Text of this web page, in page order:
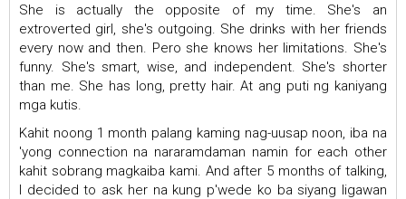
She is actually the opposite of my time. She's an
extroverted girl, she's outgoing. She drinks with her friends
every now and then. Pero she knows her limitations. She's
funny. She's smart, wise, and independent. She's shorter
than me. She has long, pretty hair. At ang puti ng kaniyang
mga kutis.
Kahit noong 1 month palang kaming nag-uusap noon, iba na
'yong connection na nararamdaman namin for each other
kahit sobrang magkaiba kami. And after 5 months of talking,
I decided to ask her na kung p'wede ko ba siyang ligawan